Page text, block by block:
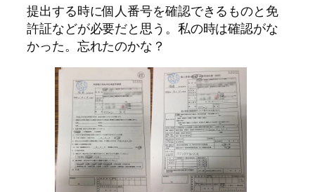
提出する時に個人番号を確認できるものと免
許証などが必要だと思う。私の時は確認がな
かった。忘れたのかな？